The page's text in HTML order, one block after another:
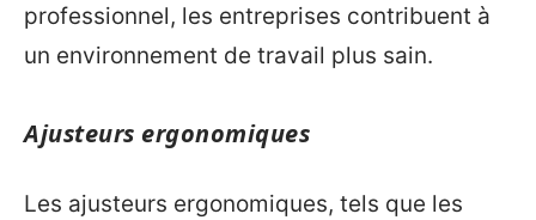
professionnel, les entreprises contribuent à
un environnement de travail plus sain.
Ajusteurs ergonomiques
Les ajusteurs ergonomiques, tels que les